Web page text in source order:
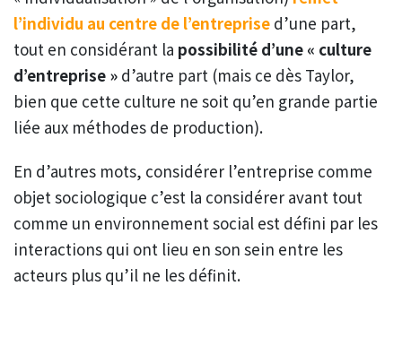
l’individu au centre de l’entreprise d’une part,
tout en considérant la possibilité d’une « culture
d’entreprise » d’autre part (mais ce dès Taylor,
bien que cette culture ne soit qu’en grande partie
liée aux méthodes de production).
En d’autres mots, considérer l’entreprise comme
objet sociologique c’est la considérer avant tout
comme un environnement social est défini par les
interactions qui ont lieu en son sein entre les
acteurs plus qu’il ne les définit.